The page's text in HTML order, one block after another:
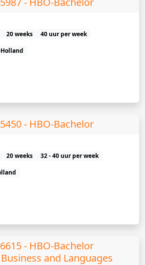
20 weeks
40 uur per week
- HBO-Bachelor
20 weeks
32 - 40 uur per week
- HBO-Bachelor
and Languages